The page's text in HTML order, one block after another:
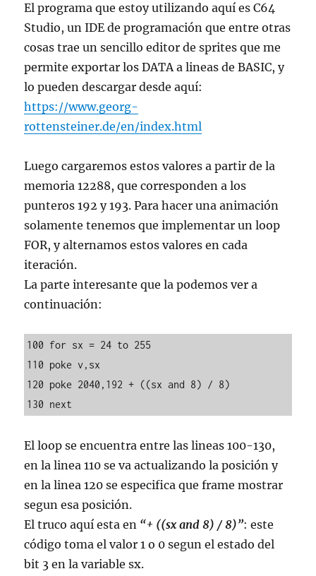
El programa que estoy utilizando aquí es C64
Studio, un IDE de programación que entre otras
cosas trae un sencillo editor de sprites que me
permite exportar los DATA a lineas de BASIC, y
lo pueden descargar desde aquí:
https://www.georg-
rottensteiner.de/en/index.html
Luego cargaremos estos valores a partir de la
memoria 12288, que corresponden a los
punteros 192 y 193. Para hacer una animación
solamente tenemos que implementar un loop
FOR, y alternamos estos valores en cada
iteración.
La parte interesante que la podemos ver a
continuación:
100 for sx = 24 to 255
110 poke v,sx
120 poke 2040,192 + ((sx and 8) / 8)
130 next
El loop se encuentra entre las lineas 100-130,
en la linea 110 se va actualizando la posición y
en la linea 120 se especifica que frame mostrar
segun esa posición.
El truco aquí esta en “+ ((sx and 8) / 8)”: este
código toma el valor 1 o 0 segun el estado del
bit 3 en la variable sx.